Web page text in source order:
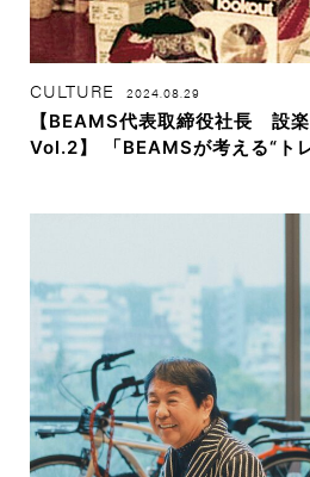
CULTURE 2024.08.29
【BEAMS代表取締役社長 設
Vol.2】 「BEAMSが考える“ト